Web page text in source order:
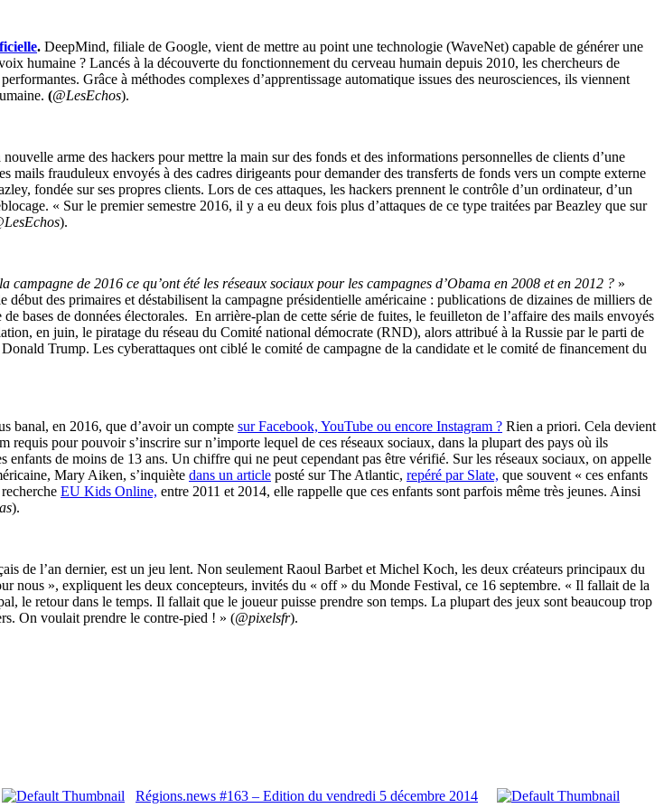
. DeepMind, filiale de Google, vient de mettre au point une technologie (WaveNet) capable de générer une
humaine ? Lancés à la découverte du fonctionnement du cerveau humain depuis 2010, les chercheurs de
Grâce à méthodes complexes d’apprentissage automatique issues des neurosciences, ils viennent
(@LesEchos).
arme des hackers pour mettre la main sur des fonds et des informations personnelles de clients d’une
frauduleux envoyés à des cadres dirigeants pour demander des transferts de fonds vers un compte externe
fondée sur ses propres clients. Lors de ces attaques, les hackers prennent le contrôle d’un ordinateur, d’un
« Sur le premier semestre 2016, il y a eu deux fois plus d’attaques de ce type traitées par Beazley que sur
).
campagne de 2016 ce qu’ont été les réseaux sociaux pour les campagnes d’Obama en 2008 et en 2012 ? »
des primaires et déstabilisent la campagne présidentielle américaine : publications de dizaines de milliers de
bases de données électorales. En arrière-plan de cette série de fuites, le feuilleton de l’affaire des mails envoyés
en juin, le piratage du réseau du Comité national démocrate (RND), alors attribué à la Russie par le parti de
Trump. Les cyberattaques ont ciblé le comité de campagne de la candidate et le comité de financement du
banal, en 2016, que d’avoir un compte sur Facebook, YouTube ou encore Instagram ? Rien a priori. Cela devient
pour pouvoir s’inscrire sur n’importe lequel de ces réseaux sociaux, dans la plupart des pays où ils
enfants de moins de 13 ans. Un chiffre qui ne peut cependant pas être vérifié. Sur les réseaux sociaux, on appelle
Mary Aiken, s’inquiète dans un article posté sur The Atlantic, repéré par Slate, que souvent « ces enfants
EU Kids Online, entre 2011 et 2014, elle rappelle que ces enfants sont parfois même très jeunes. Ainsi
).
de l’an dernier, est un jeu lent. Non seulement Raoul Barbet et Michel Koch, les deux créateurs principaux du
nous », expliquent les deux concepteurs, invités du « off » du Monde Festival, ce 16 septembre. « Il fallait de la
le retour dans le temps. Il fallait que le joueur puisse prendre son temps. La plupart des jeux sont beaucoup trop
On voulait prendre le contre-pied ! » (@pixelsfr).
Régions.news #163 – Edition du vendredi 5 décembre 2014